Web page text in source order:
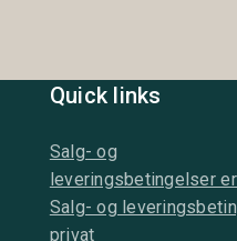
Quick links
Salg- og
leveringsbetingelser
Salg- og
privat